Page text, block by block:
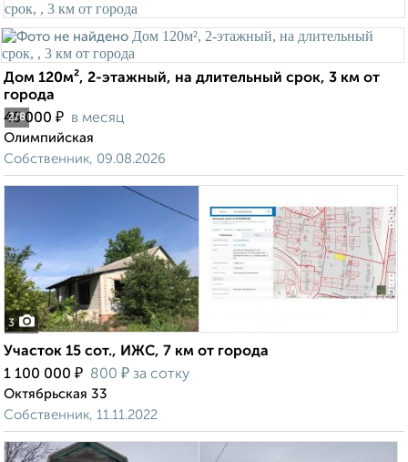
2/8
Дом 120м², 2-этажный, на длительный срок, 3 км от
города
45 000 ₽ в месяц
Олимпийская
Собственник, 09.08.2026
3
Участок 15 сот., ИЖС, 7 км от города
1 100 000 ₽ 800 ₽ за сотку
Октябрьская 33
Собственник, 11.11.2022